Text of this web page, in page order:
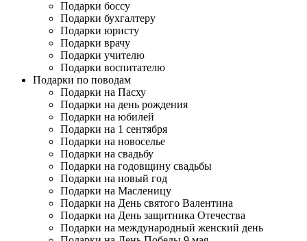
Подарки боссу
Подарки бухгалтеру
Подарки юристу
Подарки врачу
Подарки учителю
Подарки воспитателю
Подарки по поводам
Подарки на Пасху
Подарки на день рождения
Подарки на юбилей
Подарки на 1 сентября
Подарки на новоселье
Подарки на свадьбу
Подарки на годовщину свадьбы
Подарки на новый год
Подарки на Масленицу
Подарки на День святого Валентина
Подарки на День защитника Отечества
Подарки на международный женский день